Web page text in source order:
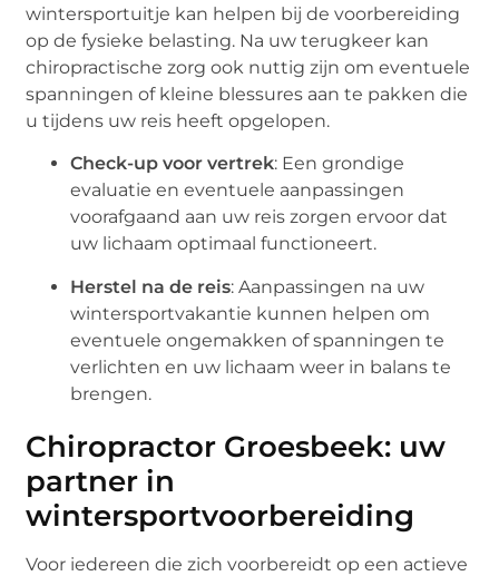
wintersportuitje kan helpen bij de voorbereiding
op de fysieke belasting. Na uw terugkeer kan
chiropractische zorg ook nuttig zijn om eventuele
spanningen of kleine blessures aan te pakken die
u tijdens uw reis heeft opgelopen.
Check-up voor vertrek: Een grondige
evaluatie en eventuele aanpassingen
voorafgaand aan uw reis zorgen ervoor dat
uw lichaam optimaal functioneert.
Herstel na de reis: Aanpassingen na uw
wintersportvakantie kunnen helpen om
eventuele ongemakken of spanningen te
verlichten en uw lichaam weer in balans te
brengen.
Chiropractor Groesbeek: uw
partner in
wintersportvoorbereiding
Voor iedereen die zich voorbereidt op een actieve